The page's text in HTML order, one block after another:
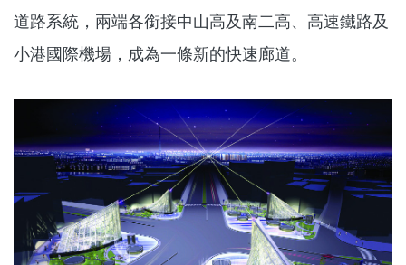
道路系統，兩端各銜接中山高及南二高、高速鐵路及
小港國際機場，成為一條新的快速廊道。